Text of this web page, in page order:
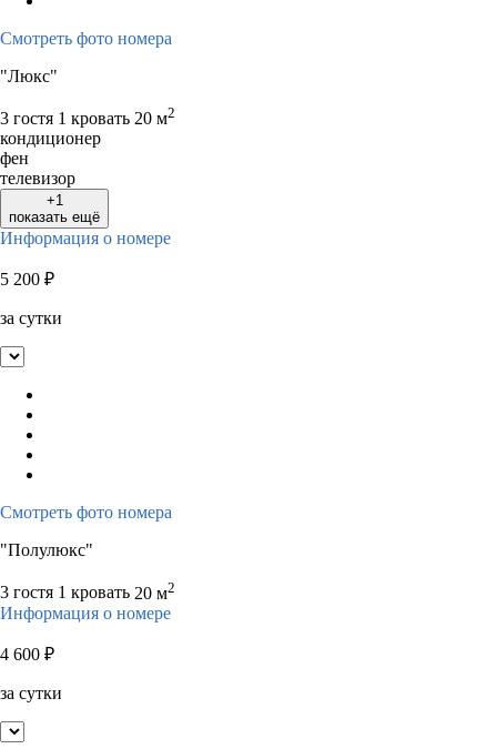
Смотреть фото номера
"Люкс"
3 гостя 1 кровать 20 м2
кондиционер
фен
телевизор
+1
показать ещё
Информация о номере
5 200 ₽
за сутки
Смотреть фото номера
"Полулюкс"
3 гостя 1 кровать 20 м2
Информация о номере
4 600 ₽
за сутки